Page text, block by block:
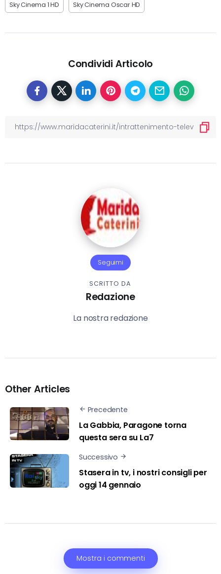
Sky Cinema 1 HD Sky Cinema Oscar HD
Condividi Articolo
Seguimi
SCRITTO DA
Redazione
La nostra redazione
Other Articles
Precedente
La Gabbia, Paragone torna
questa sera su La7
Successivo
Stasera in tv, i nostri consigli per
oggi 14 gennaio
Mostra i commenti